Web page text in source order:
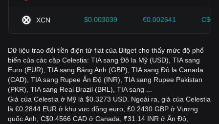
XCN $0.003039 €0.002641
Dữ liệu trao đổi tiền điện tử-fiat của Bitget cho thấy mức độ phổ
biến của các cặp Celestia: TIA sang Đô la Mỹ (USD), TIA sang
Euro (EUR), TIA sang Bảng Anh (GBP), TIA sang Đô la Canada
(CAD), TIA sang Rupee Ấn Độ (INR), TIA sang Rupee Pakistan
(PKR), TIA sang Real Brazil (BRL), TIA sang ...
Giá của Celestia ở Mỹ là $0.3273 USD. Ngoài ra, giá của Celestia
là €0.2844 EUR ở khu vực đồng euro, £0.2430 GBP ở Vương
quốc Anh, C$0.4566 CAD ở Canada, ₹31.14 INR ở Ấn Độ,